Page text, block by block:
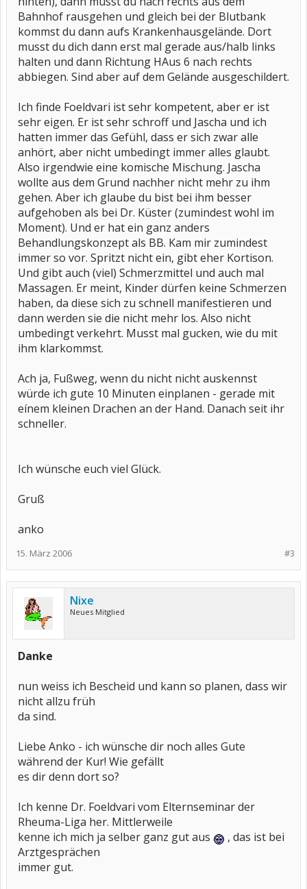
Bahnhof rausgehen und gleich bei der Blutbank
kommst du dann aufs Krankenhausgelände. Dort
musst du dich dann erst mal gerade aus/halb links
halten und dann Richtung HAus 6 nach rechts
abbiegen. Sind aber auf dem Gelände ausgeschildert.
Ich finde Foeldvari ist sehr kompetent, aber er ist
sehr eigen. Er ist sehr schroff und Jascha und ich
hatten immer das Gefühl, dass er sich zwar alle
anhört, aber nicht umbedingt immer alles glaubt.
Also irgendwie eine komische Mischung. Jascha
wollte aus dem Grund nachher nicht mehr zu ihm
gehen. Aber ich glaube du bist bei ihm besser
aufgehoben als bei Dr. Küster (zumindest wohl im
Moment). Und er hat ein ganz anders
Behandlungskonzept als BB. Kam mir zumindest
immer so vor. Spritzt nicht ein, gibt eher Kortison.
Und gibt auch (viel) Schmerzmittel und auch mal
Massagen. Er meint, Kinder dürfen keine Schmerzen
haben, da diese sich zu schnell manifestieren und
dann werden sie die nicht mehr los. Also nicht
umbedingt verkehrt. Musst mal gucken, wie du mit
ihm klarkommst.
Ach ja, Fußweg, wenn du nicht nicht auskennst
würde ich gute 10 Minuten einplanen - gerade mit
eínem kleinen Drachen an der Hand. Danach seit ihr
schneller.
Ich wünsche euch viel Glück.
Gruß
anko
#3
15. März 2006
Nixe
Neues Mitglied
Danke
nun weiss ich Bescheid und kann so planen, dass wir
nicht allzu früh
da sind.
Liebe Anko - ich wünsche dir noch alles Gute
während der Kur! Wie gefällt
es dir denn dort so?
Ich kenne Dr. Foeldvari vom Elternseminar der
Rheuma-Liga her. Mittlerweile
kenne ich mich ja selber ganz gut aus
, das ist bei
Arztgesprächen
immer gut.